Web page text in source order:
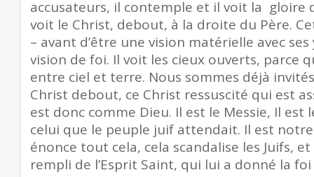
accusateurs, il contemple et il voit la gloire
voit le Christ, debout, à la droite du Père.
– avant d’être une vision matérielle avec
vision de foi. Il voit les cieux ouverts, parce
entre ciel et terre. Nous sommes déjà
Christ debout, ce Christ ressuscité qui est
est donc comme Dieu. Il est le Messie, Il est
celui que le peuple juif attendait. Il est
énonce tout cela, cela scandalise les Juifs,
rempli de l’Esprit Saint, qui lui a donné la